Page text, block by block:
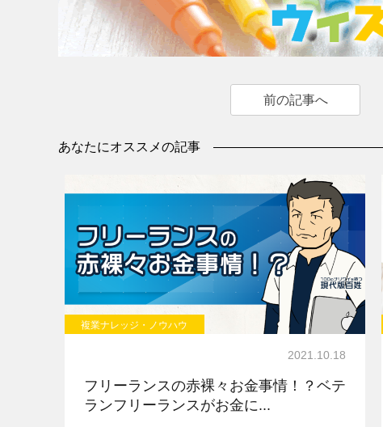
前の記事へ
あなたにオススメの記事
複業ナレッジ・ノウハウ
2021.10.18
フリーランスの赤裸々お金事情！？ベテ
ランフリーランスがお金に...